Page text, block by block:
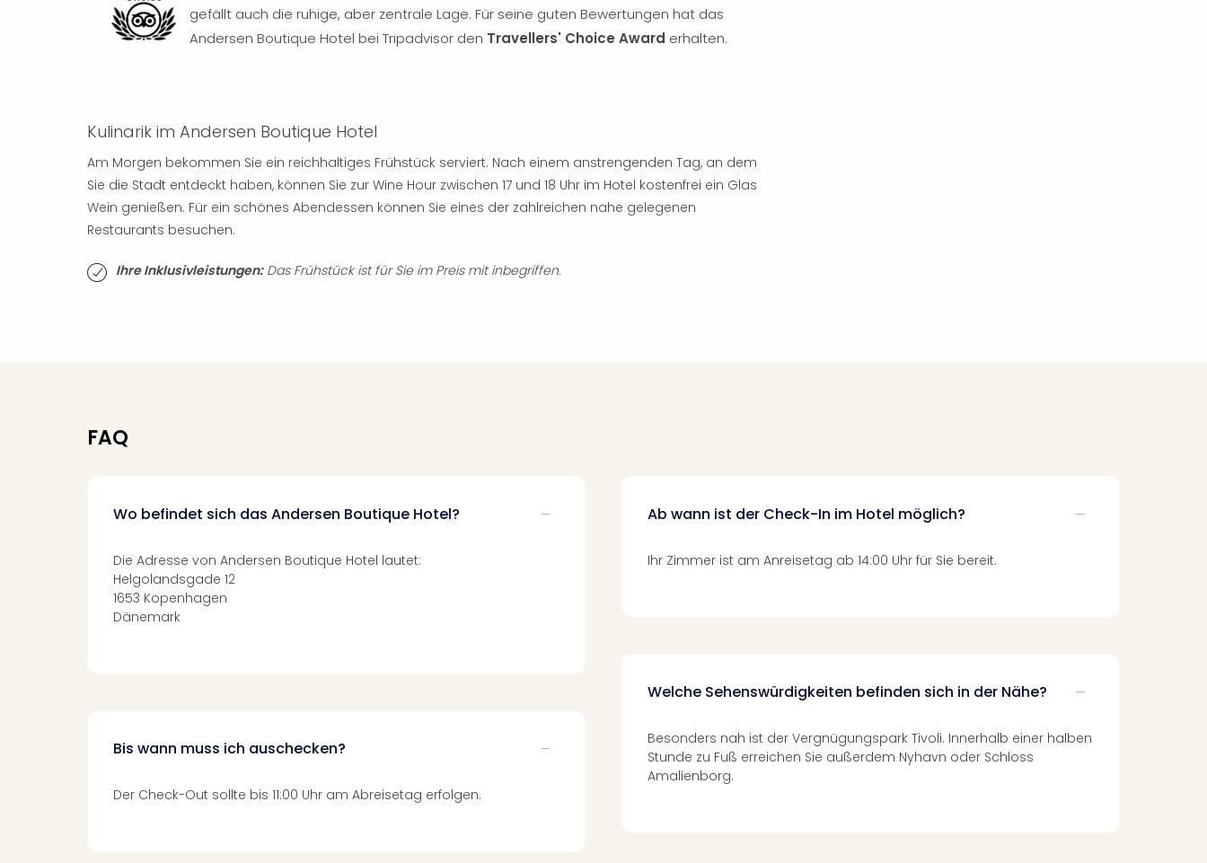
gefällt auch die ruhige, aber zentrale Lage. Für seine guten Bewertungen hat das
Andersen Boutique Hotel bei Tripadvisor den Travellers' Choice Award erhalten.
Kulinarik im Andersen Boutique Hotel
Am Morgen bekommen Sie ein reichhaltiges Frühstück serviert. Nach einem anstrengenden Tag, an dem
Sie die Stadt entdeckt haben, können Sie zur Wine Hour zwischen 17 und 18 Uhr im Hotel kostenfrei ein Glas
Wein genießen. Für ein schönes Abendessen können Sie eines der zahlreichen nahe gelegenen
Restaurants besuchen.
Ihre Inklusivleistungen:Das Frühstück ist für Sie im Preis mit inbegriffen.
FAQ
Wo befindet sich das Andersen Boutique Hotel?
Die Adresse von Andersen Boutique Hotel lautet:
Helgolandsgade 12
1653 Kopenhagen
Dänemark
Bis wann muss ich auschecken?
Der Check-Out sollte bis 11:00 Uhr am Abreisetag erfolgen.
Ab wann ist der Check-In im Hotel möglich?
Ihr Zimmer ist am Anreisetag ab 14:00 Uhr für Sie bereit.
Welche Sehenswürdigkeiten befinden sich in der Nähe?
Besonders nah ist der Vergnügungspark Tivoli. Innerhalb einer halben
Stunde zu Fuß erreichen Sie außerdem Nyhavn oder Schloss
Amalienborg.